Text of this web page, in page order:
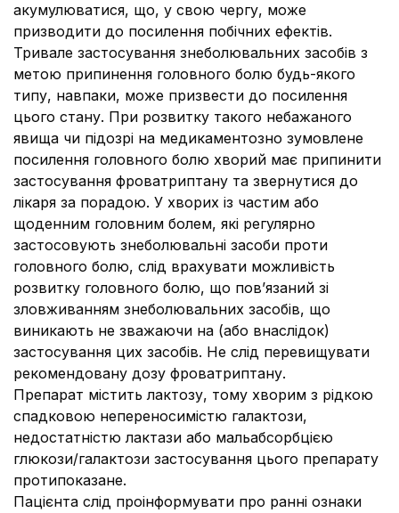
акумулюватися, що, у свою чергу, може
призводити до посилення побічних ефектів.
Тривале застосування знеболювальних засобів з
метою припинення головного болю будь-якого
типу, навпаки, може призвести до посилення
цього стану. При розвитку такого небажаного
явища чи підозрі на медикаментозно зумовлене
посилення головного болю хворий має припинити
застосування фроватриптану та звернутися до
лікаря за порадою. У хворих із частим або
щоденним головним болем, які регулярно
застосовують знеболювальні засоби проти
головного болю, слід врахувати можливість
розвитку головного болю, що пов’язаний зі
зловживанням знеболювальних засобів, що
виникають не зважаючи на (або внаслідок)
застосування цих засобів. Не слід перевищувати
рекомендовану дозу фроватриптану.
Препарат містить лактозу, тому хворим з рідкою
спадковою непереносимістю галактози,
недостатністю лактази або мальабсорбцією
глюкози/галактози застосування цього препарату
протипоказане.
Пацієнта слід проінформувати про ранні ознаки